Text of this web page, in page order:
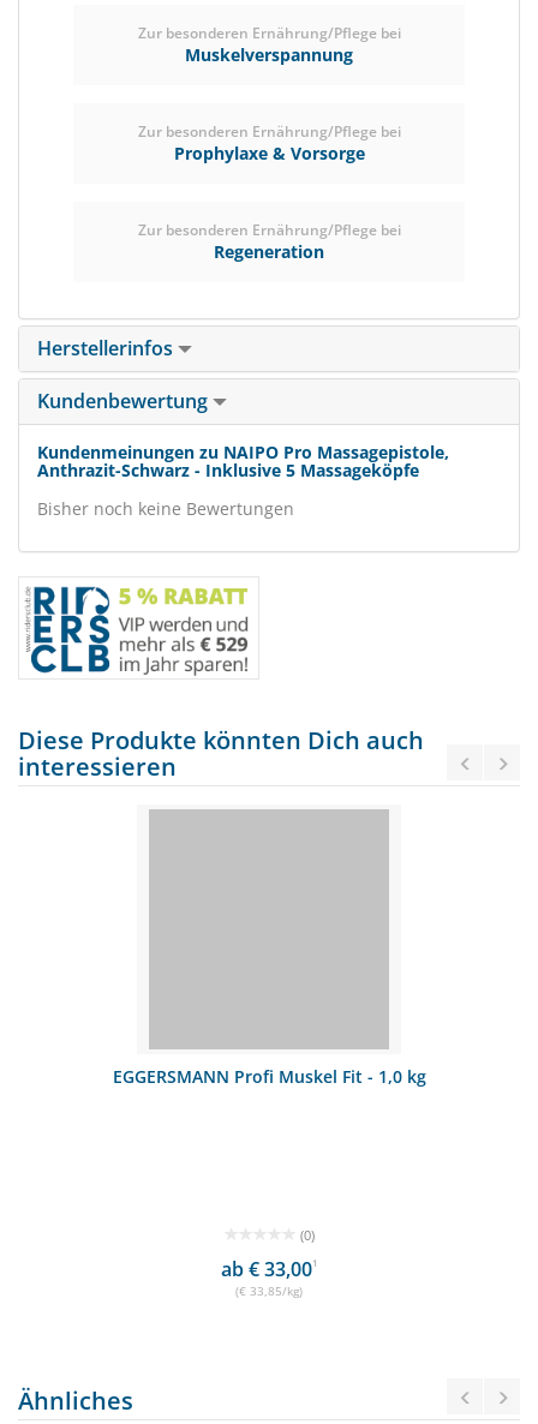
Zur besonderen Ernährung/Pflege bei
Muskelverspannung
Zur besonderen Ernährung/Pflege bei
Prophylaxe & Vorsorge
Zur besonderen Ernährung/Pflege bei
Regeneration
Herstellerinfos
Kundenbewertung
Kundenmeinungen zu NAIPO Pro Massagepistole,
Anthrazit-Schwarz - Inklusive 5 Massageköpfe
Bisher noch keine Bewertungen
Diese Produkte könnten Dich auch
interessieren
EGGERSMANN Profi Muskel Fit - 1,0 kg
(0)
ab € 33,001
(€ 33,85/kg)
Ähnliches